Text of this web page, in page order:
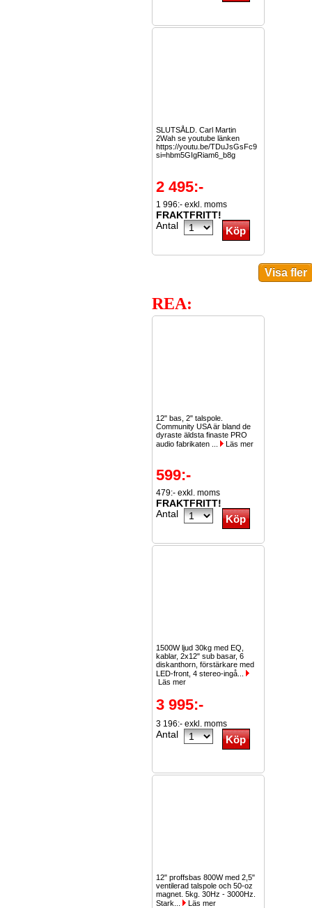
SLUTSÅLD. Carl Martin
2Wah se youtube länken
https://youtu.be/TDuJsGsFc9o?
si=hbm5GIgRiam6_b8g
2 495:-
1 996:- exkl. moms
FRAKTFRITT!
Antal
REA:
12" bas, 2" talspole.
Community USA är bland de
dyraste äldsta finaste PRO
audio fabrikaten ...
Läs mer
599:-
479:- exkl. moms
FRAKTFRITT!
Antal
1500W ljud 30kg med EQ,
kablar, 2x12" sub basar, 6
diskanthorn, förstärkare med
LED-front, 4 stereo-ingå...
Läs mer
3 995:-
3 196:- exkl. moms
Antal
12" proffsbas 800W med 2,5"
ventilerad talspole och 50-oz
magnet. 5kg. 30Hz - 3000Hz.
Stark...
Läs mer